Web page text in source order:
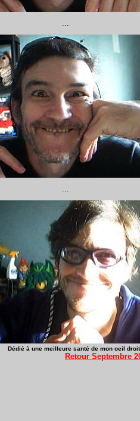
...
...
Dédié à une meilleure santé de mon oeil
Retour Septembre